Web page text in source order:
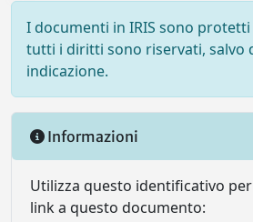
I documenti in IRIS sono
tutti i diritti sono riservati, salvo
indicazione.
Informazioni
Utilizza questo identificativo
link a questo documento: